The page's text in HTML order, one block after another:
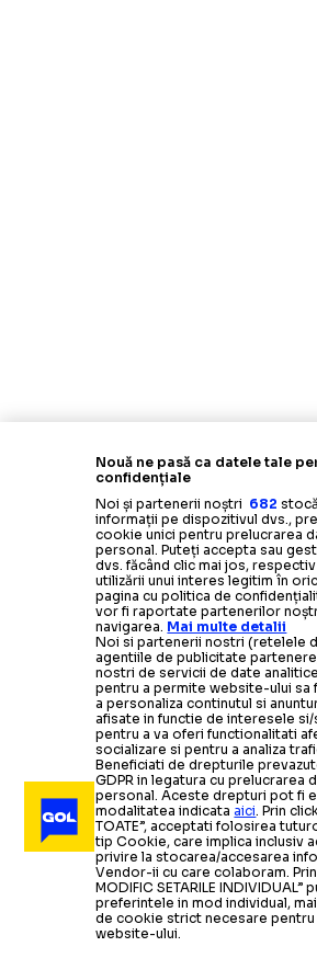
Nouă ne pasă ca datele tale
confidențiale
Noi și partenerii noștri 682
informații pe dispozitivul dvs.,
cookie unici pentru prelucrarea
personal. Puteți accepta sau
dvs. făcând clic mai jos,
utilizării unui interes legitim în
pagina cu politica de
vor fi raportate partenerilor
navigarea. Mai multe detalii
Noi si partenerii nostri (retelele
agentiile de publicitate
nostri de servicii de date
pentru a permite website-ului sa
a personaliza continutul si
afisate in functie de interesele
pentru a va oferi functionalitati
socializare si pentru a analiza
Beneficiati de drepturile
GDPR in legatura cu prelucrarea
personal. Aceste drepturi pot fi
modalitatea indicataaici. Prin
TOATE”, acceptati folosirea
tip Cookie, care implica inclusiv
privire la stocarea/accesarea
Vendor-ii cu care colaboram. Prin
MODIFIC SETARILE INDIVIDUAL”
preferintele in mod individual,
de cookie strict necesare pentru
website-ului.